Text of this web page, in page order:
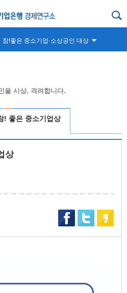
참!좋은 중소기업·소상공인 대상
을 시상, 격려합니다.
! 좋은 중소기업상
상